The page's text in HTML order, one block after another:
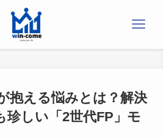
抱える悩みとは？解決
珍しい「2世代FP」モ